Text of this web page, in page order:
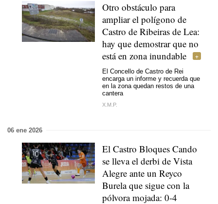
Otro obstáculo para
ampliar el polígono de
Castro de Ribeiras de Lea:
hay que demostrar que no
está en zona inundable
El Concello de Castro de Rei
encarga un informe y recuerda que
en la zona quedan restos de una
cantera
X.M.P.
06 ene 2026
El Castro Bloques Cando
se lleva el derbi de Vista
Alegre ante un Reyco
Burela que sigue con la
pólvora mojada: 0-4